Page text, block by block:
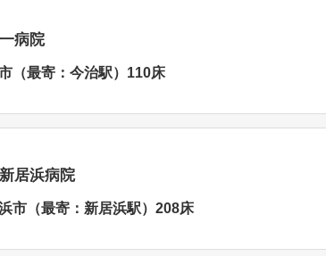
病院
（最寄：今治駅）110床
居浜病院
市（最寄：新居浜駅）208床